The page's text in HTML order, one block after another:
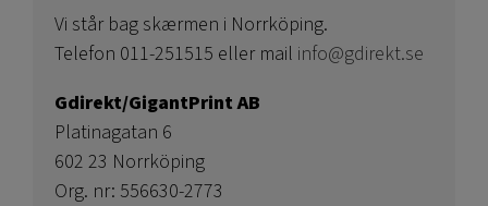
Vi står bag skærmen i Norrköping.
Telefon 011-251515 eller mail info@gdirekt.se
Gdirekt/GigantPrint AB
Platinagatan 6
602 23 Norrköping
Org. nr: 556630-2773